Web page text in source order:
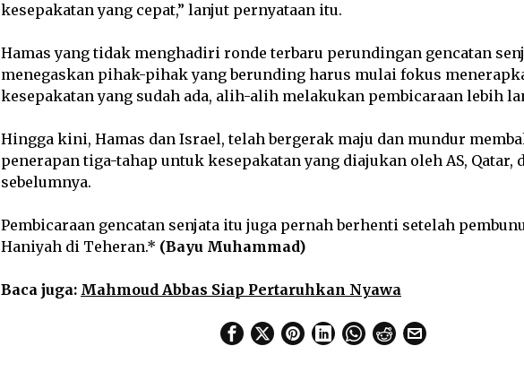
kesepakatan yang cepat,” lanjut pernyataan itu.
Hamas yang tidak menghadiri ronde terbaru perundingan gencatan
menegaskan pihak-pihak yang berunding harus mulai fokus
kesepakatan yang sudah ada, alih-alih melakukan pembicaraan lebih
Hingga kini, Hamas dan Israel, telah bergerak maju dan mundur
penerapan tiga-tahap untuk kesepakatan yang diajukan oleh AS, Qatar,
sebelumnya.
Pembicaraan gencatan senjata itu juga pernah berhenti setelah
Haniyah di Teheran.* (Bayu Muhammad)
Baca juga: Mahmoud Abbas Siap Pertaruhkan Nyawa